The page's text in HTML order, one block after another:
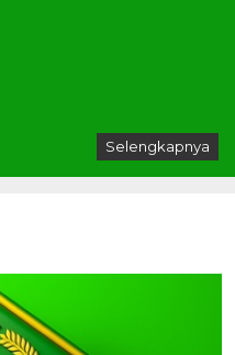
Selengkapnya